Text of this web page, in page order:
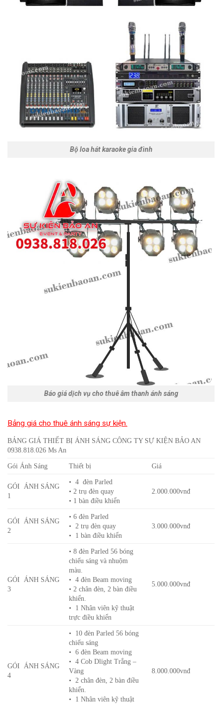
Bộ loa hát karaoke gia đình
Báo giá dịch vụ cho thuê âm thanh ánh sáng
Bảng giá cho thuê ánh sáng sự kiện.
BẢNG GIÁ THIẾT BỊ ÁNH SÁNG CÔNG TY SỰ KIỆN BẢO AN
0938.818.026 Ms An
Gói Ánh Sáng Thiết bị Giá
GÓI ÁNH SÁNG
1
• 4 đèn Parled
• 2 trụ đèn quay
• 1 bàn điều khiển
2.000.000vnđ
GÓI ÁNH SÁNG
2
• 6 đèn Parled
• 2 trụ đèn quay
• 1 bàn điều khiển
3.000.000vnđ
GÓI ÁNH SÁNG
3
• 8 đèn Parled 56 bóng
chiếu sáng và nhuộm
màu.
• 4 đèn Beam moving
• 2 chân đèn, 2 bàn điều
khiển.
• 1 Nhân viên kỹ thuật
trực điều khiển
5.000.000vnđ
GÓI ÁNH SÁNG
4
• 10 đèn Parled 56 bóng
chiếu sáng
• 6 đèn Beam moving
• 4 Cob Dlight Trắng –
Vàng
• 2 chân đèn, 2 bàn điều
khiển.
• 1 Nhân viên kỹ thuật
8.000.000vnđ